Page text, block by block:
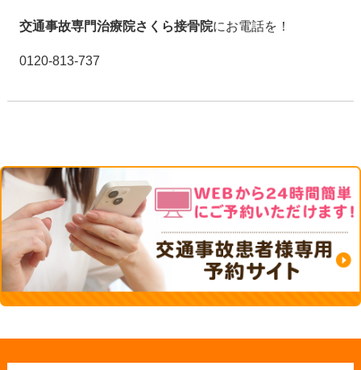
交通事故専門治療院さくら接骨院にお電話を！
0120-813-737